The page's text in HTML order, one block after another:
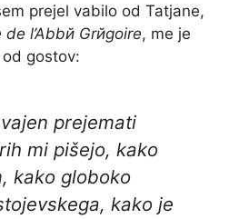
prejel vabilo od Tatjane,
de l’Abbй Grйgoire, me je
gostov:
prejemati
mi pišejo, kako
kako globoko
kako je